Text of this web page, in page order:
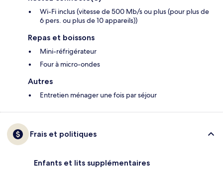
Wi-Fi inclus (vitesse de 500 Mb/s ou plus (pour plus de
6 pers. ou plus de 10 appareils))
Repas et boissons
Mini-réfrigérateur
Four à micro-ondes
Autres
Entretien ménager une fois par séjour
Frais et politiques
Enfants et lits supplémentaires